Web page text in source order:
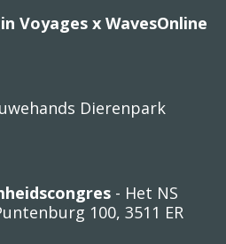
Voyages x WavesOnline
Dierenpark
- Het NS
100, 3511 ER